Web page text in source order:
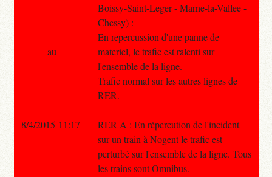
Boissy-Saint-Leger - Marne-la-Vallee -
Chessy) :
En repercussion d'une panne de
materiel, le trafic est ralenti sur
l'ensemble de la ligne.
Trafic normal sur les autres lignes de
RER.
RER A : En répercution de l'incident
sur un train à Nogent le trafic est
perturbé sur l'ensemble de la ligne. Tous
les trains sont Omnibus.
au
8/4/2015 11:17